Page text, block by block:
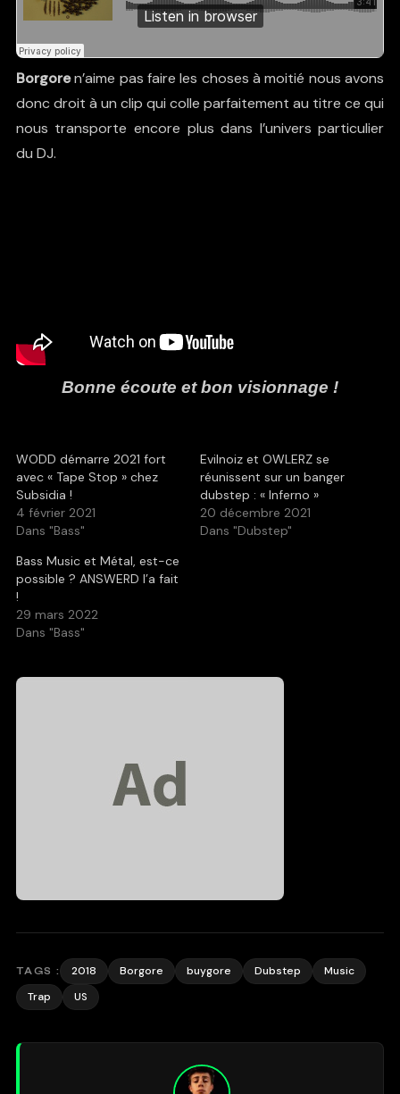
Borgoren’aime pas faire les choses à moitié nous avons
donc droit à un clip qui colle parfaitement au titre ce qui
nous transporte encore plus dans l’univers particulier
du DJ.
Bonne écoute et bon visionnage !
WODD démarre 2021 fort
avec « Tape Stop » chez
Subsidia !
4 février 2021
Dans "Bass"
Evilnoiz et OWLERZ se
réunissent sur un banger
dubstep : « Inferno »
20 décembre 2021
Dans "Dubstep"
Bass Music et Métal, est-ce
possible ? ANSWERD l’a fait
!
29 mars 2022
Dans "Bass"
TAGS : 2018 Borgore buygore Dubstep
Music
Trap
US